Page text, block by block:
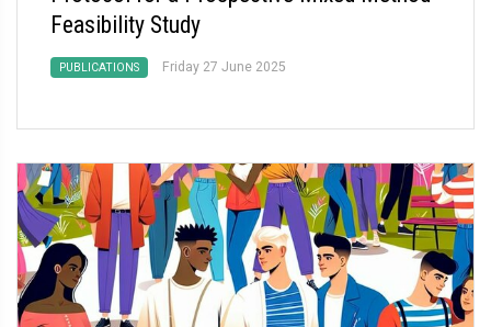
Feasibility Study
PUBLICATIONS Friday 27 June 2025